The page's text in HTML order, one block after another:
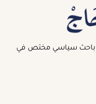
باحث سياسي مختص في